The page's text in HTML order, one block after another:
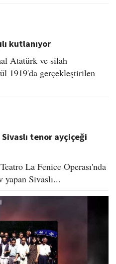
kutlanıyor
Atatürk ve silah
1919'da gerçekleştirilen
tenor ayçiçeği
La Fenice Operası'nda
yapan Sivaslı...